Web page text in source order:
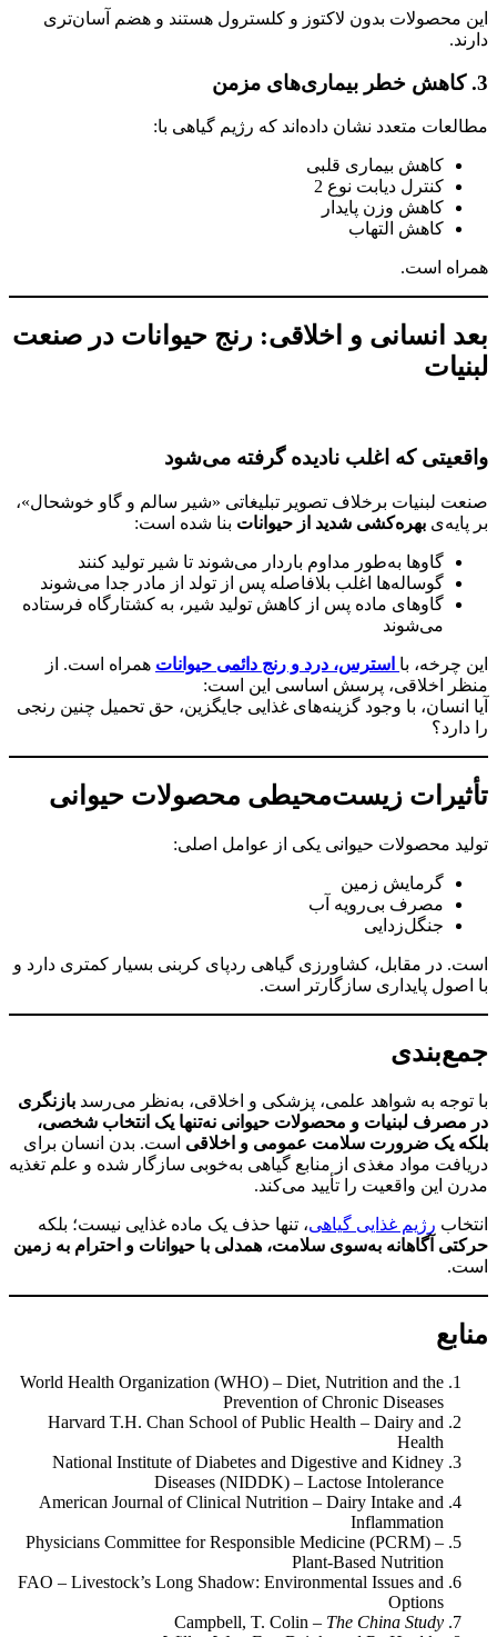
این محصولات بدون لاکتوز و کلسترول هستند و هضم آسان‌تری
دارند.
3. کاهش خطر بیماری‌های مزمن
مطالعات متعدد نشان داده‌اند که رژیم گیاهی با:
کاهش بیماری قلبی
کنترل دیابت نوع 2
کاهش وزن پایدار
کاهش التهاب
همراه است.
بعد انسانی و اخلاقی: رنج حیوانات در صنعت
لبنیات
واقعیتی که اغلب نادیده گرفته می‌شود
صنعت لبنیات برخلاف تصویر تبلیغاتی «شیر سالم و گاو خوشحال»،
بر پایه‌ی بهره‌کشی شدید از حیوانات بنا شده است:
گاوها به‌طور مداوم باردار می‌شوند تا شیر تولید کنند
گوساله‌ها اغلب بلافاصله پس از تولد از مادر جدا می‌شوند
گاوهای ماده پس از کاهش تولید شیر، به کشتارگاه فرستاده
می‌شوند
این چرخه، با استرس، درد و رنج دائمی حیوانات همراه است. از
منظر اخلاقی، پرسش اساسی این است:
آیا انسان، با وجود گزینه‌های غذایی جایگزین، حق تحمیل چنین رنجی
را دارد؟
تأثیرات زیست‌محیطی محصولات حیوانی
تولید محصولات حیوانی یکی از عوامل اصلی:
گرمایش زمین
مصرف بی‌رویه آب
جنگل‌زدایی
است. در مقابل، کشاورزی گیاهی ردپای کربنی بسیار کمتری دارد و
با اصول پایداری سازگارتر است.
جمع‌بندی
با توجه به شواهد علمی، پزشکی و اخلاقی، به‌نظر می‌رسد بازنگری
در مصرف لبنیات و محصولات حیوانی نه‌تنها یک انتخاب شخصی،
بلکه یک ضرورت سلامت عمومی و اخلاقی است. بدن انسان برای
دریافت مواد مغذی از منابع گیاهی به‌خوبی سازگار شده و علم تغذیه
مدرن این واقعیت را تأیید می‌کند.
انتخاب رژیم غذایی گیاهی، تنها حذف یک ماده غذایی نیست؛ بلکه
حرکتی آگاهانه به‌سوی سلامت، همدلی با حیوانات و احترام به زمین
است.
منابع
World Health Organization (WHO) – Diet, Nutrition and the
Prevention of Chronic Diseases
Harvard T.H. Chan School of Public Health – Dairy and
Health
National Institute of Diabetes and Digestive and Kidney
Diseases (NIDDK) – Lactose Intolerance
American Journal of Clinical Nutrition – Dairy Intake and
Inflammation
Physicians Committee for Responsible Medicine (PCRM) –
Plant-Based Nutrition
FAO – Livestock’s Long Shadow: Environmental Issues and
Options
Campbell, T. Colin – The China Study